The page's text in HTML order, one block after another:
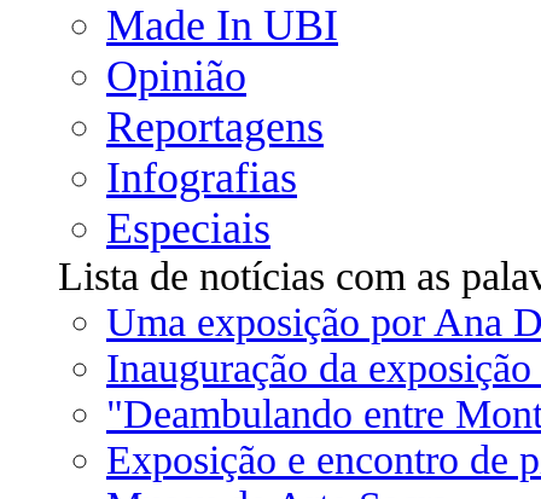
Made In UBI
Opinião
Reportagens
Infografias
Especiais
Lista de notícias com as
Uma exposição por Ana
Inauguração da
"Deambulando entre
Exposição e encontro de